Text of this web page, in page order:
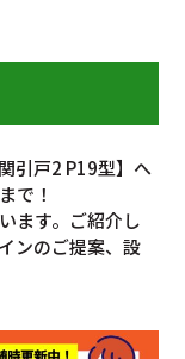
引戸2 P19型】へ
で！
ます。ご紹介し
ンのご提案、設